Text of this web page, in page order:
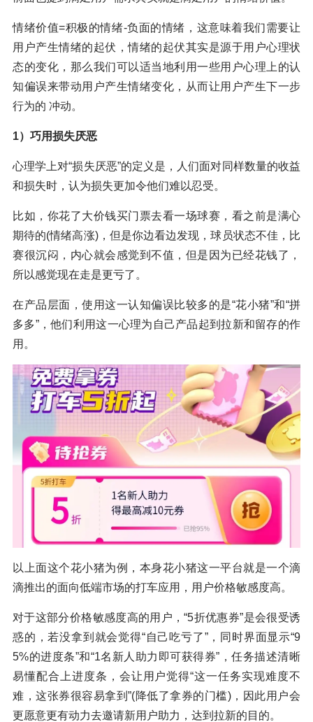
情绪价值=积极的情绪-负面的情绪，这意味着我们需要让
用户产生情绪的起伏，情绪的起伏其实是源于用户心理状
态的变化，那么我们可以适当地利用一些用户心理上的认
知偏误来带动用户产生情绪变化，从而让用户产生下一步
行为的 冲动。
1）巧用损失厌恶
心理学上对“损失厌恶”的定义是，人们面对同样数量的收益
和损失时，认为损失更加令他们难以忍受。
比如，你花了大价钱买门票去看一场球赛，看之前是满心
期待的(情绪高涨)，但是你边看边发现，球员状态不佳，比
赛很沉闷，内心就会感觉到不值，但是因为已经花钱了，
所以感觉现在走是更亏了。
在产品层面，使用这一认知偏误比较多的是“花小猪”和“拼
多多”，他们利用这一心理为自己产品起到拉新和留存的作
用。
以上面这个花小猪为例，本身花小猪这一平台就是一个滴
滴推出的面向低端市场的打车应用，用户价格敏感度高。
对于这部分价格敏感度高的用户，“5折优惠券”是会很受诱
惑的，若没拿到就会觉得“自己吃亏了”，同时界面显示“9
5%的进度条”和“1名新人助力即可获得券”，任务描述清晰
易懂配合上进度条，会让用户觉得“这一任务实现难度不
难，这张券很容易拿到”(降低了拿券的门槛)，因此用户会
更愿意更有动力去邀请新用户助力，达到拉新的目的。